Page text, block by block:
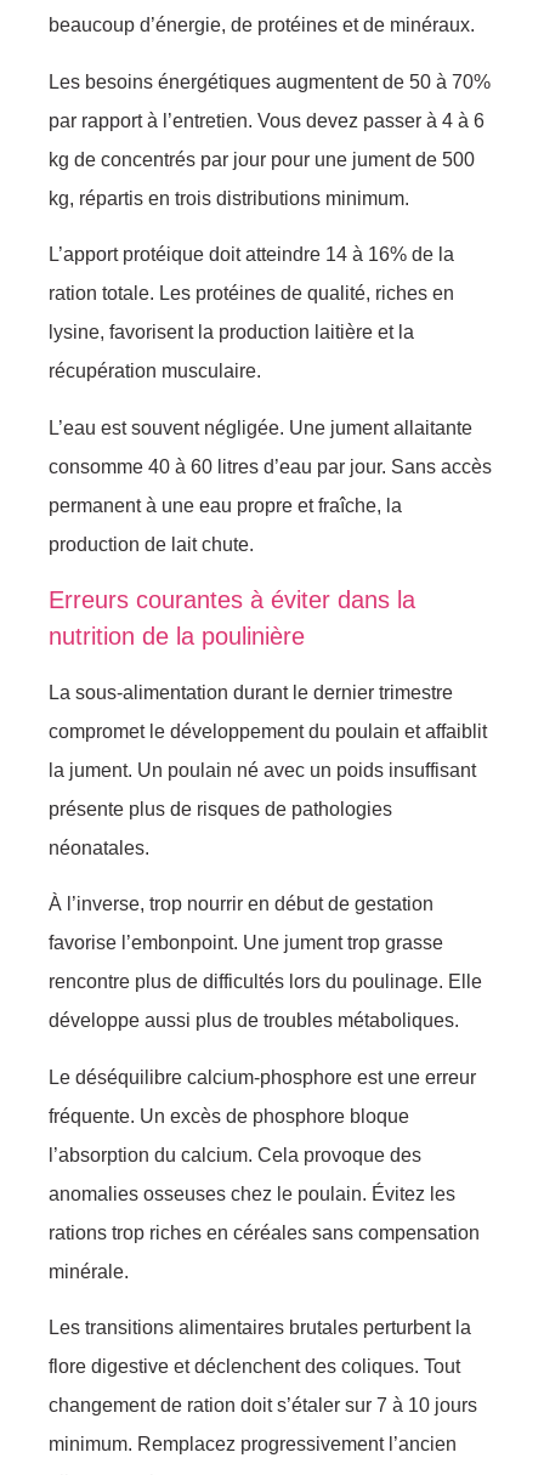
beaucoup d’énergie, de protéines et de minéraux.
Les besoins énergétiques augmentent de 50 à 70%
par rapport à l’entretien. Vous devez passer à 4 à 6
kg de concentrés par jour pour une jument de 500
kg, répartis en trois distributions minimum.
L’apport protéique doit atteindre 14 à 16% de la
ration totale. Les protéines de qualité, riches en
lysine, favorisent la production laitière et la
récupération musculaire.
L’eau est souvent négligée. Une jument allaitante
consomme 40 à 60 litres d’eau par jour. Sans accès
permanent à une eau propre et fraîche, la
production de lait chute.
Erreurs courantes à éviter dans la
nutrition de la poulinière
La sous-alimentation durant le dernier trimestre
compromet le développement du poulain et affaiblit
la jument. Un poulain né avec un poids insuffisant
présente plus de risques de pathologies
néonatales.
À l’inverse, trop nourrir en début de gestation
favorise l’embonpoint. Une jument trop grasse
rencontre plus de difficultés lors du poulinage. Elle
développe aussi plus de troubles métaboliques.
Le déséquilibre calcium-phosphore est une erreur
fréquente. Un excès de phosphore bloque
l’absorption du calcium. Cela provoque des
anomalies osseuses chez le poulain. Évitez les
rations trop riches en céréales sans compensation
minérale.
Les transitions alimentaires brutales perturbent la
flore digestive et déclenchent des coliques. Tout
changement de ration doit s’étaler sur 7 à 10 jours
minimum. Remplacez progressivement l’ancien